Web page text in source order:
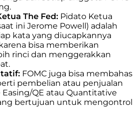
The Fed: Pidato Ketua
ini Jerome Powell) adalah
kata yang diucapkannya
bisa memberikan
rinci dan menggerakkan
FOMC juga bisa membahas
pembelian atau penjualan
QE atau Quantitative
bertujuan untuk mengontrol